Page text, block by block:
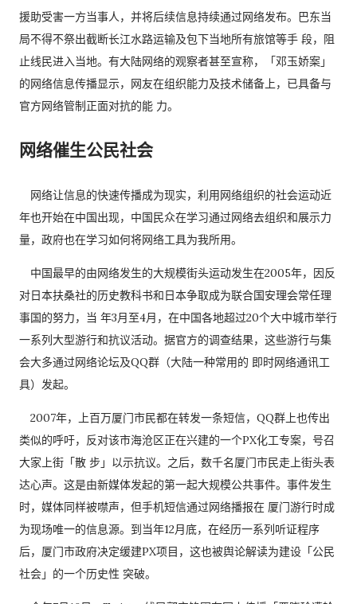
援助受害一方当事人，并将后续信息持续通过网络发布。巴东当
局不得不祭出截断长江水路运输及包下当地所有旅馆等手 段，阻
止线民进入当地。有大陆网络的观察者甚至宣称，「邓玉娇案」
的网络信息传播显示，网友在组织能力及技术储备上，已具备与
官方网络管制正面对抗的能 力。
网络催生公民社会
网络让信息的快速传播成为现实，利用网络组织的社会运动近
年也开始在中国出现，中国民众在学习通过网络去组织和展示力
量，政府也在学习如何将网络工具为我所用。
中国最早的由网络发生的大规模街头运动发生在2005年，因反
对日本扶桑社的历史教科书和日本争取成为联合国安理会常任理
事国的努力，当 年3月至4月，在中国各地超过20个大中城市举行
一系列大型游行和抗议活动。据官方的调查结果，这些游行与集
会大多通过网络论坛及QQ群（大陆一种常用的 即时网络通讯工
具）发起。
2007年，上百万厦门市民都在转发一条短信，QQ群上也传出
类似的呼吁，反对该市海沧区正在兴建的一个PX化工专案，号召
大家上街「散 步」以示抗议。之后，数千名厦门市民走上街头表
达心声。这是由新媒体发起的第一起大规模公共事件。事件发生
时，媒体同样被噤声，但手机短信通过网络播报在 厦门游行时成
为现场唯一的信息源。到当年12月底，在经历一系列听证程序
后，厦门市政府决定缓建PX项目，这也被舆论解读为建设「公民
社会」的一个历史性 突破。